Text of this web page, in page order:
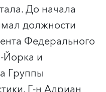
До начала
должности
Федерального
Йорка и
Группы